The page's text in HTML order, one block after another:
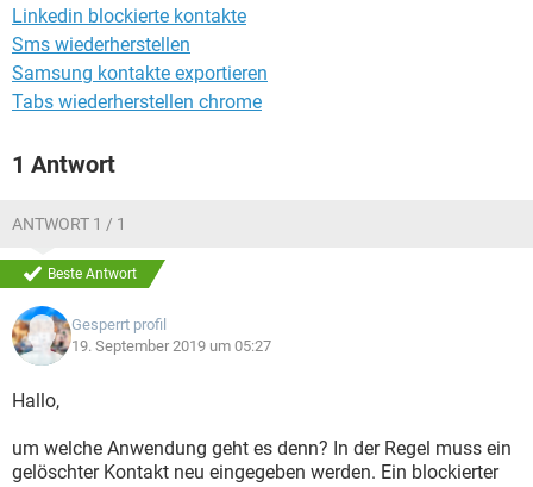
Linkedin blockierte kontakte
Sms wiederherstellen
Samsung kontakte exportieren
Tabs wiederherstellen chrome
1 Antwort
ANTWORT 1 / 1
Beste Antwort
Gesperrt profil
19. September 2019 um 05:27
Hallo,
um welche Anwendung geht es denn? In der Regel muss ein
gelöschter Kontakt neu eingegeben werden. Ein blockierter